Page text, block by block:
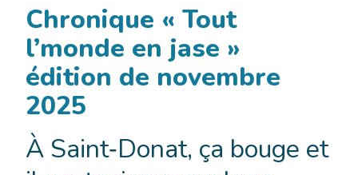
Chronique « Tout
l’monde en jase »
édition de novembre
2025
À Saint‑Donat, ça bouge et